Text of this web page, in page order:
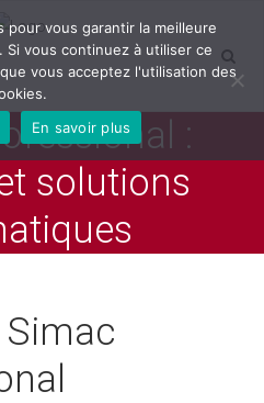
:
solutions
pour vous garantir la meilleure
vous continuez à utiliser ce
vous acceptez l'utilisation des
En savoir plus